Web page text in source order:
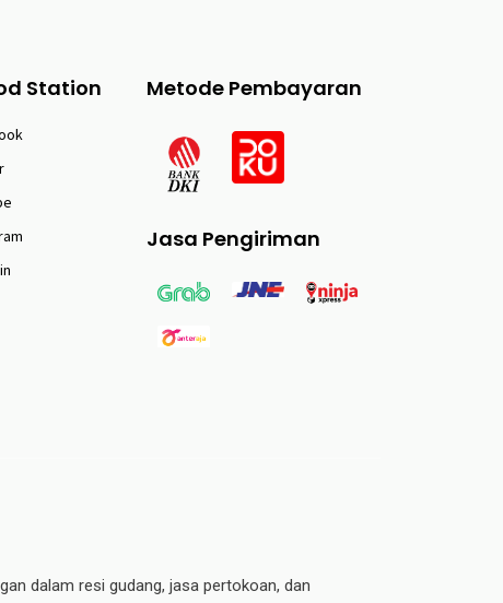
Station Metode Pembayaran
Jasa Pengiriman
dalam resi gudang, jasa pertokoan, dan